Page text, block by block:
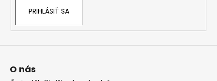
PRIHLÁSIŤ SA
O nás